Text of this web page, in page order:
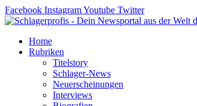
Zum
Inhalt
Facebook InstagramYoutube Twitter
Home
Rubriken
Titelstory
Schlager-News
Neuerscheinungen
Interviews